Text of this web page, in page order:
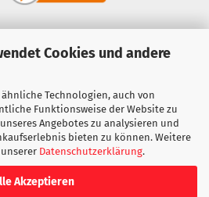
Cookies und andere
Technologien, auch von
Funktionsweise der Website zu
Angebotes zu analysieren und
bieten zu können. Weitere
Datenschutzerklärung.
Akzeptieren